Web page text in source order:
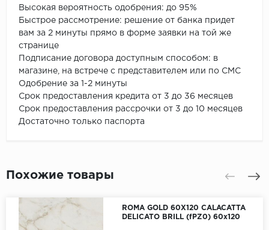
Высокая вероятность одобрения: до 95%
Быстрое рассмотрение: решение от банка придет
вам за 2 минуты прямо в форме заявки на той же
странице
Подписание договора доступным способом: в
магазине, на встрече с представителем или по СМС
Одобрение за 1-2 минуты
Срок предоставления кредита от 3 до 36 месяцев
Срок предоставления рассрочки от 3 до 10 месяцев
Достаточно только паспорта
Похожие товары
ROMA GOLD 60X120 CALACATTA
DELICATO BRILL (fPZ0) 60х120